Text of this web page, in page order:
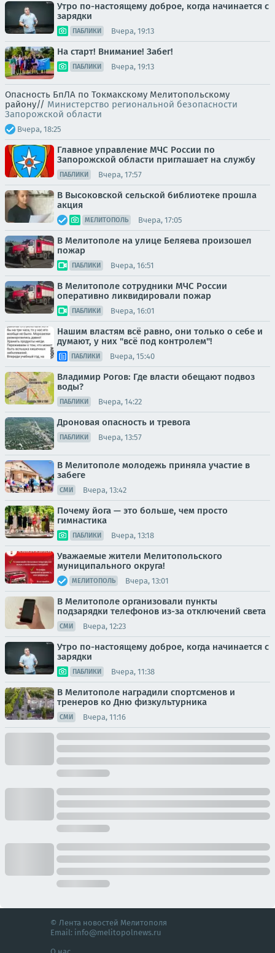
Утро по-настоящему доброе, когда начинается с
зарядки
ПАБЛИКИ Вчера, 19:13
На старт! Внимание! Забег!
ПАБЛИКИ Вчера, 19:13
Опасность БпЛА по Токмакскому Мелитопольскому
району// Министерство региональной безопасности
Запорожской области
Вчера, 18:25
Главное управление МЧС России по
Запорожской области приглашает на службу
ПАБЛИКИ Вчера, 17:57
В Высоковской сельской библиотеке прошла
акция
МЕЛИТОПОЛЬ Вчера, 17:05
В Мелитополе на улице Беляева произошел
пожар
ПАБЛИКИ Вчера, 16:51
В Мелитополе сотрудники МЧС России
оперативно ликвидировали пожар
ПАБЛИКИ Вчера, 16:01
Нашим властям всё равно, они только о себе и
думают, у них "всё под контролем"!
ПАБЛИКИ Вчера, 15:40
Владимир Рогов: Где власти обещают подвоз
воды?
ПАБЛИКИ Вчера, 14:22
Дроновая опасность и тревога
ПАБЛИКИ Вчера, 13:57
В Мелитополе молодежь приняла участие в
забеге
СМИ Вчера, 13:42
Почему йога — это больше, чем просто
гимнастика
ПАБЛИКИ Вчера, 13:18
Уважаемые жители Мелитопольского
муниципального округа!
МЕЛИТОПОЛЬ Вчера, 13:01
В Мелитополе организовали пункты
подзарядки телефонов из-за отключений света
СМИ Вчера, 12:23
Утро по-настоящему доброе, когда начинается с
зарядки
ПАБЛИКИ Вчера, 11:38
В Мелитополе наградили спортсменов и
тренеров ко Дню физкультурника
СМИ Вчера, 11:16
© Лента новостей Мелитополя
Email: info@melitopolnews.ru